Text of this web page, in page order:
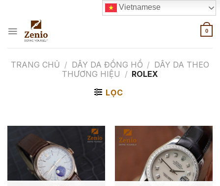
content
0
TRANG CHỦ / DÂY DA ĐỒNG HỒ / DÂY DA THEO
THƯƠNG HIỆU / ROLEX
LỌC
Vietnamese